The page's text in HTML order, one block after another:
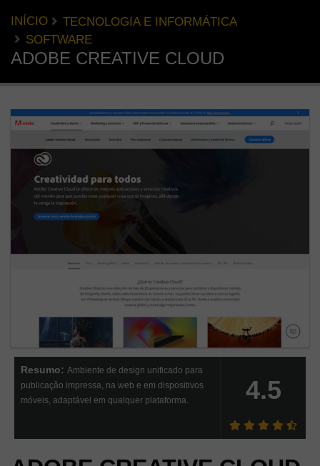
INÍCIO
TECNOLOGIA E INFORMÁTICA
SOFTWARE
ADOBE CREATIVE CLOUD
Resumo: Ambiente de design unificado para
publicação impressa, na web e em dispositivos
móveis, adaptável em qualquer plataforma.
4.5